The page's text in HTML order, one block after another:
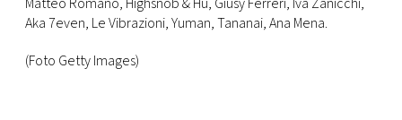
Aka 7even, Le Vibrazioni, Yuman, Tananai, Ana Mena.
(Foto Getty Images)